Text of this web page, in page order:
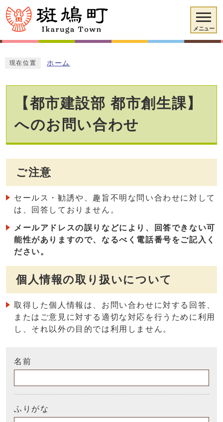
メニュー
現在位置 ホーム
【都市建設部 都市創生課】
へのお問い合わせ
ご注意
セールス・勧誘や、趣旨不明な問い合わせに対して
は、回答しておりません。
メールアドレスの誤りなどにより、回答できない可
能性がありますので、なるべく電話番号をご記入く
ださい。
個人情報の取り扱いについて
取得した個人情報は、お問い合わせに対する回答、
またはご意見に対する適切な対応を行うために利用
し、それ以外の目的では利用しません。
名前
ふりがな